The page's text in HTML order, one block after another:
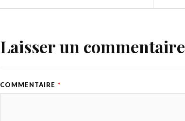
Laisser un commentaire
COMMENTAIRE *